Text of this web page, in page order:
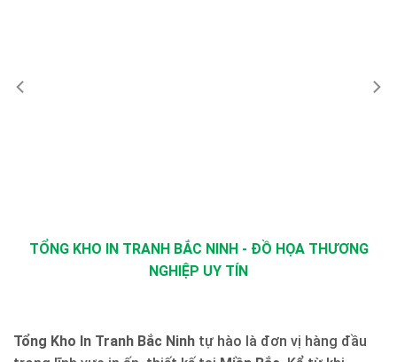
TỔNG KHO IN TRANH BẮC NINH - ĐỒ HỌA THƯƠNG
NGHIỆP UY TÍN
Tổng Kho In Tranh Bắc Ninh tự hào là đơn vị hàng đầu